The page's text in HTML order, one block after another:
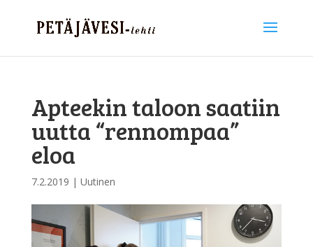
Apteekin taloon saatiin
uutta “rennompaa”
eloa
7.2.2019 | Uutinen